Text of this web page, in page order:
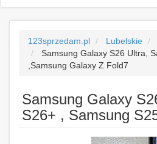
123sprzedam.pl Lubelskie
Samsung Galaxy S26 Ultra,
,Samsung Galaxy Z Fold7
Samsung Galaxy
S26+ , Samsung